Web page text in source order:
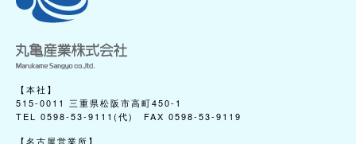
会社概要
グループ企業
アクセス
施工実績
【本社】
515-0011 三重県松阪市高町450-1
TEL 0598-53-9111(代) FAX 0598-53-9119
【名古屋営業所】